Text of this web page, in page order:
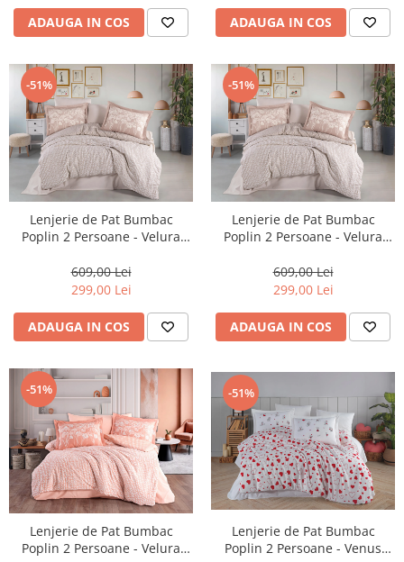
ADAUGA IN COS ADAUGA IN COS
-51%
Lenjerie de Pat Bumbac
Poplin 2 Persoane - Velura
609,00 Lei
299,00 Lei
ADAUGA IN COS
-51%
Lenjerie de Pat Bumbac
Poplin 2 Persoane - Velura
609,00 Lei
299,00 Lei
ADAUGA IN COS
-51%
Lenjerie de Pat Bumbac
Poplin 2 Persoane - Velura
-51%
Lenjerie de Pat Bumbac
Poplin 2 Persoane - Venus